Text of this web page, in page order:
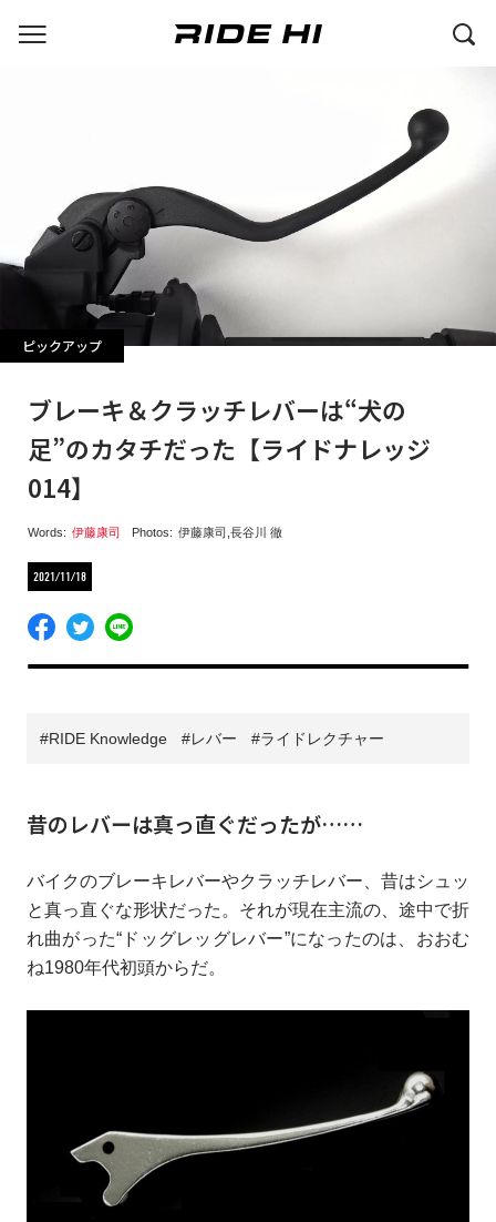
ピックアップ
ブレーキ＆クラッチレバーは“犬の
足”のカタチだった【ライドナレッジ
014】
Words: 伊藤康司 Photos: 伊藤康司 ,長谷川 徹
2021/11/18
RIDE Knowledge レバー ライドレクチャー
昔のレバーは真っ直ぐだったが……
バイクのブレーキレバーやクラッチレバー、昔はシュッ
と真っ直ぐな形状だった。それが現在主流の、途中で折
れ曲がった“ドッグレッグレバー”になったのは、おおむ
ね1980年代初頭からだ。